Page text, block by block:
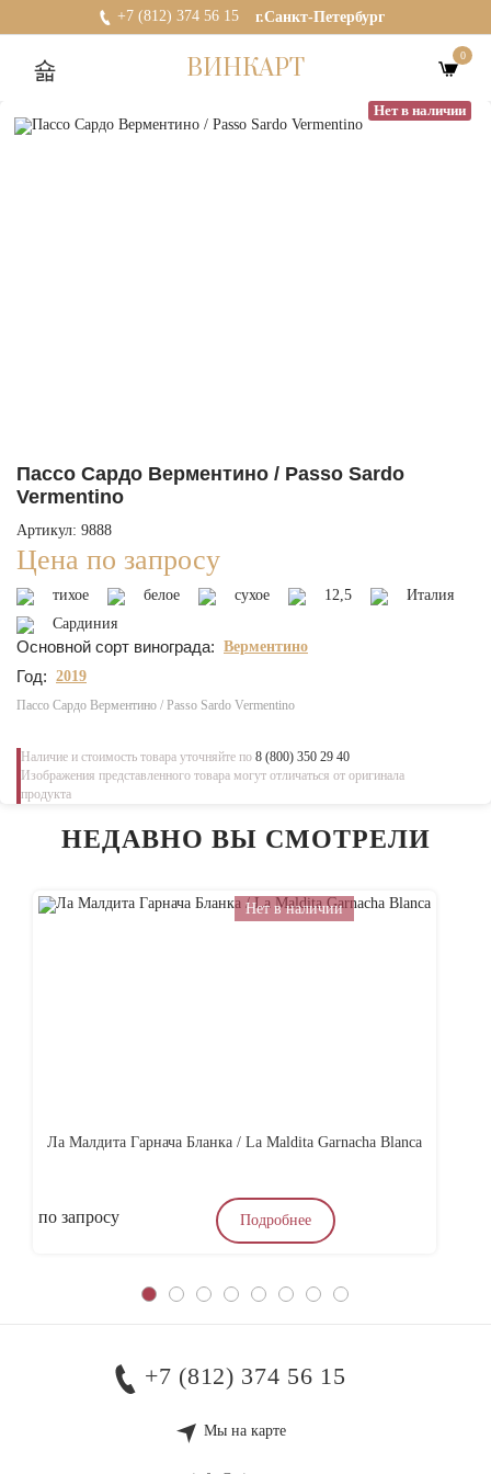
+7 (812) 374 56 15 г.Санкт-Петербург
ВИНКАРТ 0
Нет в наличии
Пассо Сардо Верментино / Passo Sardo
Vermentino
Артикул: 9888
Цена по запросу
тихое белое сухое 12,5
Италия
Сардиния
Основной сорт винограда: Верментино
Год: 2019
Пассо Сардо Верментино / Passo Sardo Vermentino
Наличие и стоимость товара уточняйте по 8 (800) 350 29 40
Изображения представленного товара могут отличаться от оригинала
продукта
НЕДАВНО ВЫ СМОТРЕЛИ
Нет в наличии
Ла Малдита Гарнача Бланка / La Maldita Garnacha Blanca
по запросу Подробнее
+7 (812) 374 56 15
Мы на карте